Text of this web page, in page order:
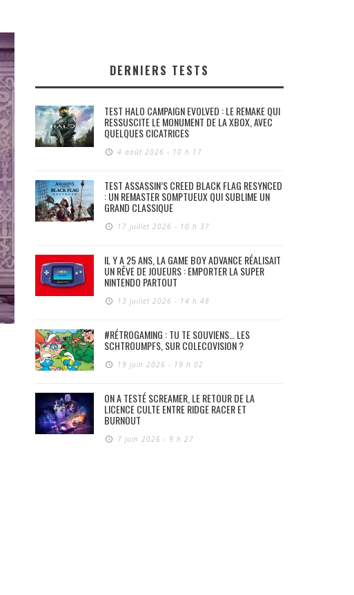
DERNIERS TESTS
TEST HALO CAMPAIGN EVOLVED : LE REMAKE QUI
RESSUSCITE LE MONUMENT DE LA XBOX, AVEC
QUELQUES CICATRICES
4 août 2026 - 10 h 17
TEST ASSASSIN’S CREED BLACK FLAG RESYNCED
: UN REMASTER SOMPTUEUX QUI SUBLIME UN
GRAND CLASSIQUE
17 juillet 2026 - 10 h 37
IL Y A 25 ANS, LA GAME BOY ADVANCE RÉALISAIT
UN RÊVE DE JOUEURS : EMPORTER LA SUPER
NINTENDO PARTOUT
13 juillet 2026 - 14 h 48
#RÉTROGAMING : TU TE SOUVIENS… LES
SCHTROUMPFS, SUR COLECOVISION ?
19 juin 2026 - 19 h 02
ON A TESTÉ SCREAMER, LE RETOUR DE LA
LICENCE CULTE ENTRE RIDGE RACER ET
BURNOUT
7 juin 2026 - 9 h 27